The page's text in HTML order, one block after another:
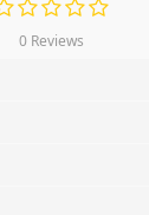
0 Reviews